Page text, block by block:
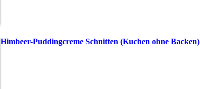
Himbeer-Puddingcreme Schnitten (Kuchen ohne Backen)